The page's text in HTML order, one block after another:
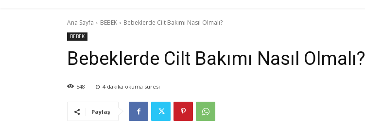
Ana Sayfa BEBEK Bebeklerde Cilt Bakımı Nasıl Olmalı?
BEBEK
Bebeklerde Cilt Bakımı Nasıl Olmalı?
548 4 dakika okuma süresi
Paylaş